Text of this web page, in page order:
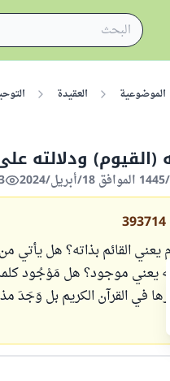
الموضوعية العقيدة
(القيوم) ودلالته
393714
يعني القائم بذاته؟ هل
يعني موجود؟ هل مَوْجُود
في القرآن الكريم بل